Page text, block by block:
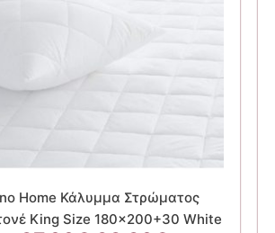
Home Κάλυμμα Στρώματος
King Size 180×200+30 White